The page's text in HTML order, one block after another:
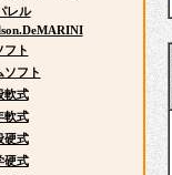
レル
フト
ソフト
軟式
軟式
硬式
硬式